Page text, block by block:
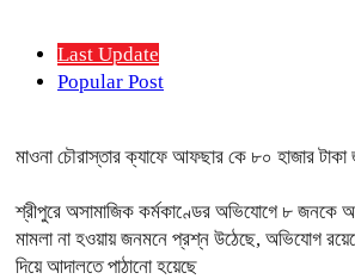
Last Update
Popular Post
মাওনা চৌরাস্তার ক্যাফে আফছার কে ৮০ হাজার টাকা
শ্রীপুরে অসামাজিক কর্মকাণ্ডের অভিযোগে ৮ জনকে
মামলা না হওয়ায় জনমনে প্রশ্ন উঠেছে, অভিযোগ
দিয়ে আদালতে পাঠানো হয়েছে